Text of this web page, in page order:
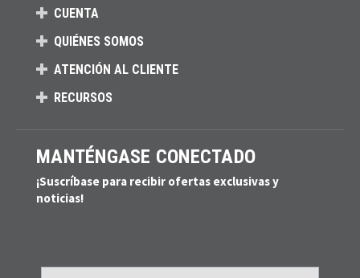
CUENTA
QUIÉNES SOMOS
ATENCIÓN AL CLIENTE
RECURSOS
MANTÉNGASE CONECTADO
¡Suscríbase para recibir ofertas exclusivas y
noticias!